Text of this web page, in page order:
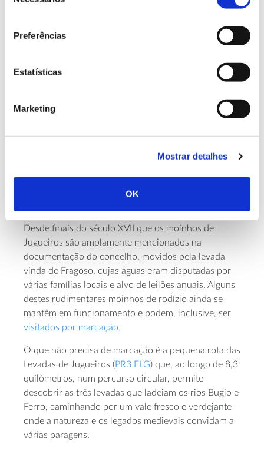
Preferências
Estatísticas
Marketing
Mostrar detalhes
OK
Um levantamento
das levadas de Cabeceiras
de água, muitos ainda ativos e usados para
Levadas de Jugueiros – Assento,
Lourido e Barrias, em Felgueiras
Desde finais do século XVII que os moinhos de
Jugueiros são amplamente mencionados na
documentação do concelho, movidos pela levada
vinda de Fragoso, cujas águas eram disputadas por
várias famílias locais e alvo de leilões anuais. Alguns
destes rudimentares moinhos de rodízio ainda se
mantêm em funcionamento e podem, inclusive, ser
visitados por marcação.
O que não precisa de marcação é a pequena rota das
Levadas de Jugueiros (PR3 FLG) que, ao longo de 8,3
quilómetros, num percurso circular, permite
descobrir as três levadas que ladeiam os rios Bugio e
Ferro, caminhando por um vale fresco e verdejante
onde a natureza e os legados medievais convidam a
várias paragens.